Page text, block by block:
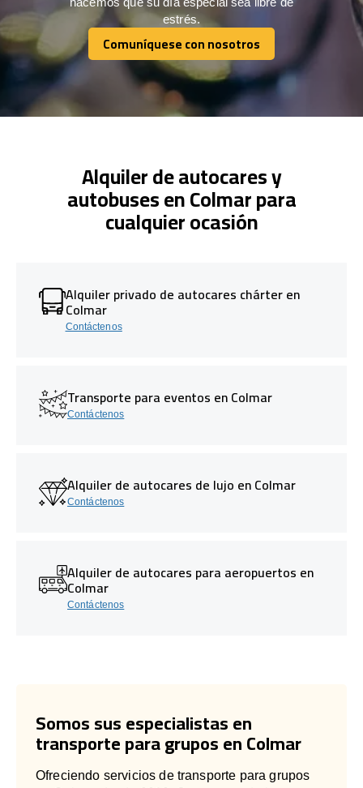
estrés.
Comuníquese con nosotros
Comuníquese con nosotros
Alquiler de autocares y
autobuses en Colmar para
cualquier ocasión
Alquiler privado de autocares chárter en
Colmar
Contáctenos
Transporte para eventos en Colmar
Contáctenos
Alquiler de autocares de lujo en Colmar
Contáctenos
Alquiler de autocares para aeropuertos en
Colmar
Contáctenos
Somos sus especialistas en
transporte para grupos en Colmar
Ofreciendo servicios de transporte para grupos